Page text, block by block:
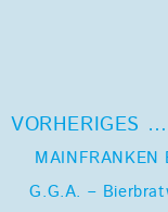
VORHERIGES REZEPT
MAINFRANKEN
G.G.A. –